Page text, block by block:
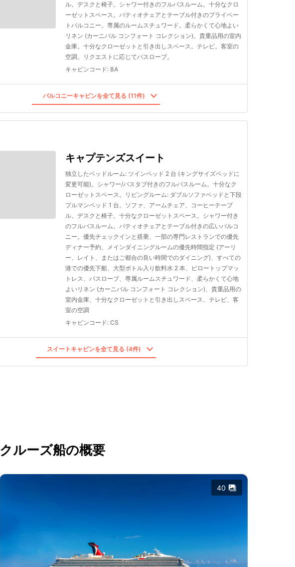
ル。デスクと椅子。シャワー付きのフルバスルーム。十分なクロ
ーゼットスペース。パティオチェアとテーブル付きのプライベー
トバルコニー。専属のルームスチュワード。柔らかくて心地よい
リネン (カーニバル コンフォート コレクション)。貴重品用の室内
金庫。十分なクローゼットと引き出しスペース。テレビ。客室の
空調。リクエストに応じてバスローブ。
キャビンコード: 8A
バルコニーキャビンを全て見る (11件)
キャプテンズスイート
独立したベッドルーム: ツインベッド 2 台 (キングサイズベッドに
変更可能)。シャワー/バスタブ付きのフルバスルーム。十分なク
ローゼットスペース。リビングルーム: ダブルソファベッドと下段
プルマンベッド 1 台。ソファ、アームチェア、コーヒーテーブ
ル。デスクと椅子。十分なクローゼットスペース。シャワー付き
のフルバスルーム。パティオチェアとテーブル付きの広いバルコ
ニー。優先チェックインと搭乗、一部の専門レストランでの優先
ディナー予約、メインダイニングルームの優先時間指定 (アーリ
ー、レイト、またはご都合の良い時間でのダイニング)、すべての
港での優先下船、大型ボトル入り飲料水 2 本、ピロートップマッ
トレス、バスローブ、専属ルームスチュワード、柔らかくて心地
よいリネン (カーニバル コンフォート コレクション)、貴重品用の
室内金庫、十分なクローゼットと引き出しスペース、テレビ、客
室の空調
キャビンコード: CS
スイートキャビンを全て見る (4件)
クルーズ船の概要
40